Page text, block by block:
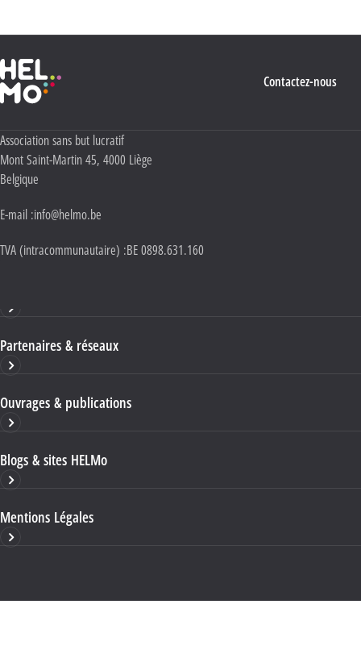
Haute École Libre Mosane
Contactez-nous
Adresse :
Association sans but lucratif
Mont Saint-Martin 45, 4000 Liège
Belgique
E-mail :info@helmo.be
TVA (intracommunautaire) :BE 0898.631.160
Partenaires & réseaux
Ouvrages & publications
Blogs & sites HELMo
Mentions Légales